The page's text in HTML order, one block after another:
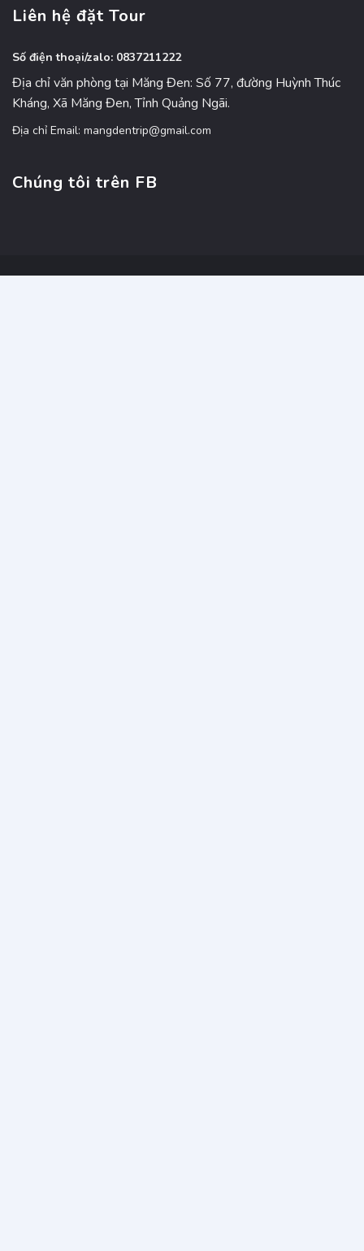
Liên hệ đặt Tour
Số điện thoại/zalo: 0837211222
Địa chỉ văn phòng tại Măng Đen: Số 77, đường Huỳnh Thúc
Kháng, Xã Măng Đen, Tỉnh Quảng Ngãi.
Địa chỉ Email: mangdentrip@gmail.com
Chúng tôi trên FB